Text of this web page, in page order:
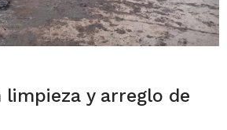
limpieza y arreglo de